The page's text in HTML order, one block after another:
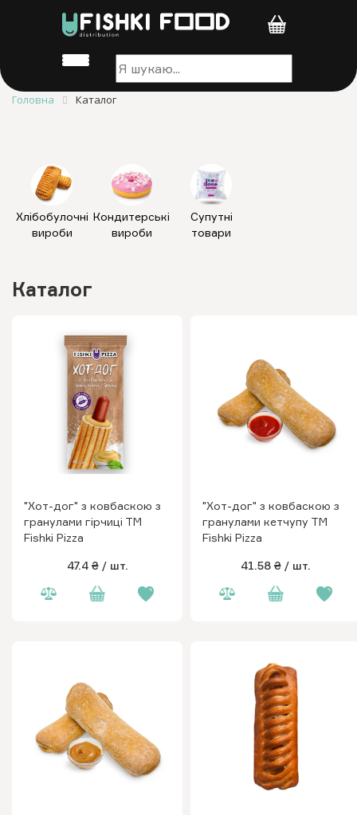
Головна Каталог
Хлібобулочні
вироби
Кондитерські
вироби
Супутні
товари
Каталог
"Хот-дог" з ковбаскою з
гранулами гірчиці ТМ
Fishki Pizza
47.4 ₴/ шт.
"Хот-дог" з ковбаскою з
гранулами кетчупу ТМ
Fishki Pizza
41.58 ₴ / шт.